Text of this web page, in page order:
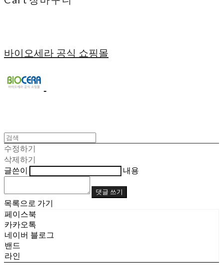
바이오세라 공식 쇼핑몰
수정하기
삭제하기
글쓴이
내용
댓글 쓰기
목록으로 가기
페이스북
카카오톡
네이버 블로그
밴드
라인